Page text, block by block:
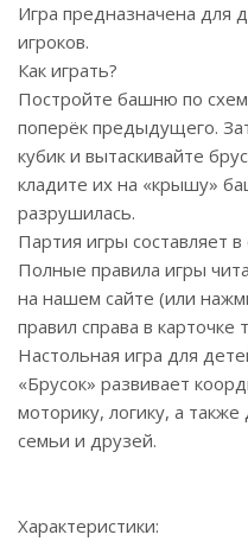
Игра предназначена для
игроков.
Как играть?
Постройте башню по
поперёк предыдущего.
кубик и вытаскивайте
кладите их на «крышу»
разрушилась.
Партия игры составляет
Полные правила игры
на нашем сайте (или
правил справа в карточке
Настольная игра для
«Брусок» развивает
моторику, логику, а также
семьи и друзей.
Характеристики: